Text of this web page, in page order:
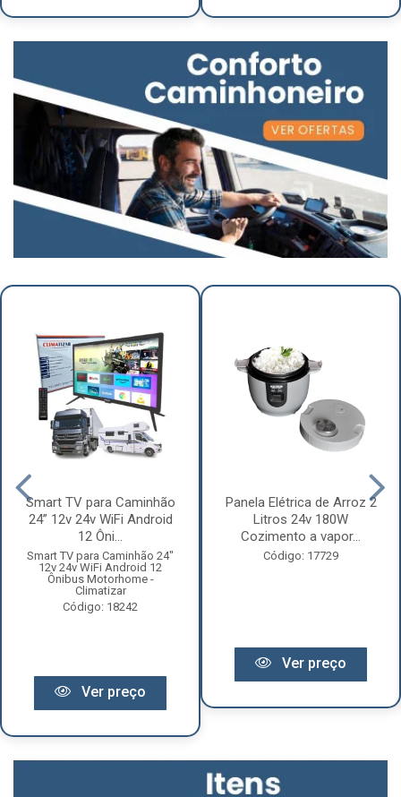
Smart TV para Caminhão
24” 12v 24v WiFi Android
12 Ôni...
Smart TV para Caminhão 24"
12v 24v WiFi Android 12
Ônibus Motorhome -
Climatizar
Código: 18242
Ver preço
Panela Elétrica de Arroz 2
Litros 24v 180W
Cozimento a vapor...
Código: 17729
Ver preço